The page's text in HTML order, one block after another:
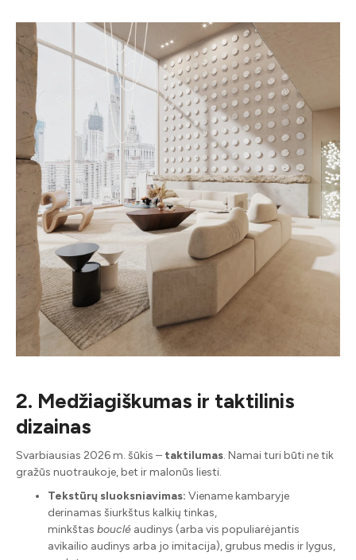
2. Medžiagiškumas ir taktilinis
dizainas
Svarbiausias 2026 m. šūkis – taktilumas. Namai turi būti ne tik
gražūs nuotraukoje, bet ir malonūs liesti.
Tekstūrų sluoksniavimas: Viename kambaryje
derinamas šiurkštus kalkių tinkas,
minkštas bouclé audinys (arba vis populiarėjantis
avikailio audinys arba jo imitacija), grubus medis ir lygus,